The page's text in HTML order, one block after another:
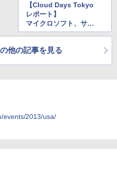
【Cloud Days Tokyo
レポート】
マイクロソフト、サイ
ボウズ、シマンテッ
リューションを展示
他の記事を見る
events/2013/usa/